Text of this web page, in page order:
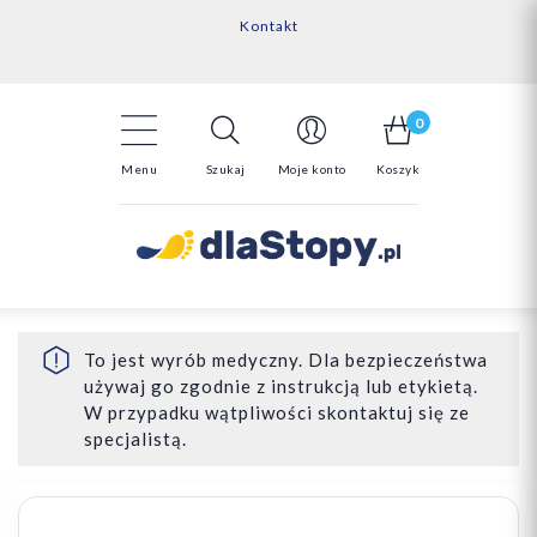
Kontakt
14 Dni na darmowy zwrot*
Menu Szukaj Moje konto
0
Koszyk
To jest wyrób medyczny. Dla bezpieczeństwa
używaj go zgodnie z instrukcją lub etykietą.
W przypadku wątpliwości skontaktuj się ze
specjalistą.